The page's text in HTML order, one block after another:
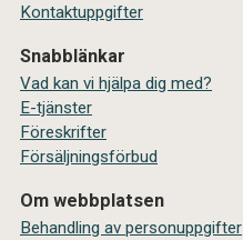
Kontaktuppgifter
Snabblänkar
Vad kan vi hjälpa dig med?
E-tjänster
Föreskrifter
Försäljningsförbud
Om webbplatsen
Behandling av personuppgifter